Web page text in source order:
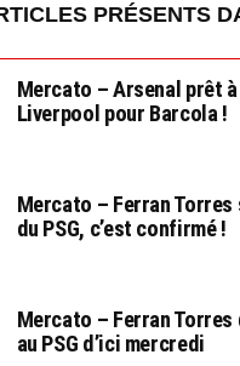
PRÉSENTS
Mercato – Arsenal prêt
Liverpool pour Barcola !
Mercato – Ferran Torres
du PSG, c’est confirmé !
Mercato – Ferran
au PSG d’ici mercredi